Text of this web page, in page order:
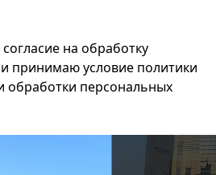
на обработку
принимаю условие политики
обработки персональных